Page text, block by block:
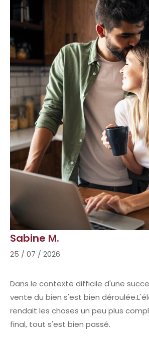
Sabine M.
25 / 07 / 2026
Dans le contexte difficile d'une
vente du bien s'est bien
rendait les choses un peu plus
final, tout s'est bien passé.